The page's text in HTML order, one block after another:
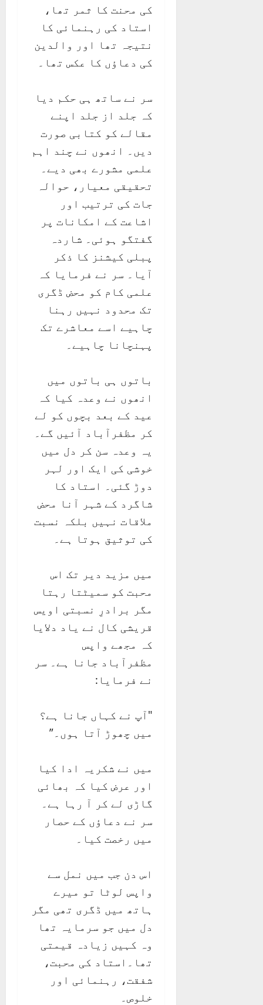
کی محنت کا ثمر تھا،
استاد کی رہنمائی کا
نتیجہ تھا اور والدین
کی دعاؤں کا عکس تھا۔
سر نے ساتھ ہی حکم دیا
کہ جلد از جلد اپنے
مقالے کو کتابی صورت
دیں۔ انھوں نے چند اہم
علمی مشورے بھی دیے۔
تحقیقی معیار، حوالہ
جات کی ترتیب اور
اشاعت کے امکانات پر
گفتگو ہوئی۔ شاردہ
پبلی کیشنز کا ذکر
آیا۔ سر نے فرمایا کہ
علمی کام کو محض ڈگری
تک محدود نہیں رہنا
چاہیے اسے معاشرے تک
پہنچانا چاہیے۔
باتوں ہی باتوں میں
انھوں نے وعدہ کیا کہ
عید کے بعد بچوں کو لے
کر مظفرآباد آئیں گے۔
یہ وعدہ سن کر دل میں
خوشی کی ایک اور لہر
دوڑ گئی۔ استاد کا
شاگرد کے شہر آنا محض
ملاقات نہیں بلکہ نسبت
کی توثیق ہوتا ہے۔
میں مزید دیر تک اس
محبت کو سمیٹتا رہتا
مگر برادرِ نسبتی اویس
قریشی کال نے یاد دلایا
کہ مجھے واپس
مظفرآباد جانا ہے۔ سر
نے فرمایا:
"آپ نے کہاں جانا ہے؟
میں چھوڑ آتا ہوں۔”
میں نے شکریہ ادا کیا
اور عرض کیا کہ بھائی
گاڑی لے کر آ رہا ہے۔
سر نے دعاؤں کے حصار
میں رخصت کیا۔
اس دن جب میں نمل سے
واپس لوٹا تو میرے
ہاتھ میں ڈگری تھی مگر
دل میں جو سرمایہ تھا
وہ کہیں زیادہ قیمتی
تھا۔استاد کی محبت،
شفقت، رہنمائی اور
خلوص۔